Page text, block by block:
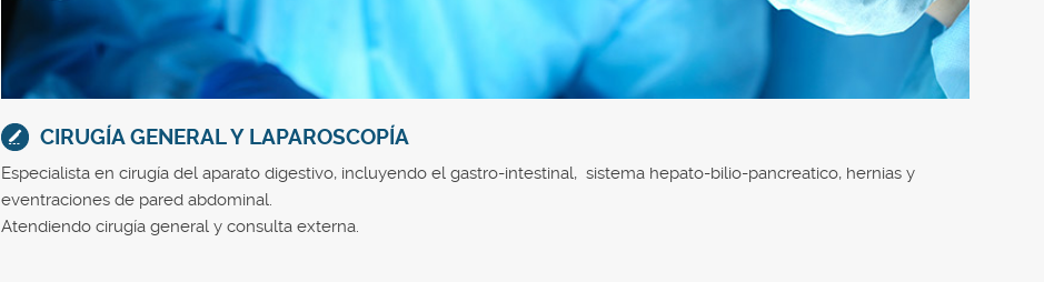
CIRUGÍA GENERAL Y LAPAROSCOPÍA
Especialista en cirugía del aparato digestivo, incluyendo el gastro-intestinal, sistema hepato-bilio-pancreatico, hernias y
eventraciones de pared abdominal.
Atendiendo cirugía general y consulta externa.